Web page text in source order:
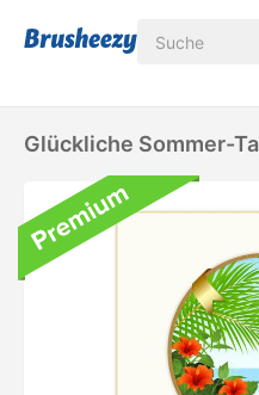
Glückliche Sommer-